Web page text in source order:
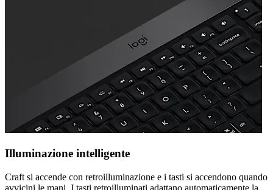
Illuminazione intelligente
Craft si accende con retroilluminazione e i tasti si accendono quando
avvicini le mani. I tasti retroilluminati adattano automaticamente la